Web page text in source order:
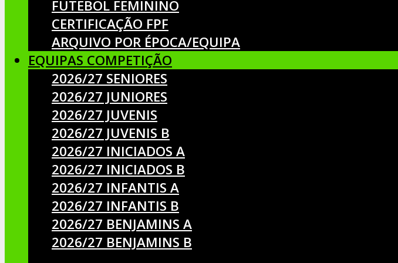
FUTEBOL FEMININO
CERTIFICAÇÃO FPF
ARQUIVO POR ÉPOCA/EQUIPA
EQUIPAS COMPETIÇÃO
2026/27 SENIORES
2026/27 JUNIORES
2026/27 JUVENIS
2026/27 JUVENIS B
2026/27 INICIADOS A
2026/27 INICIADOS B
2026/27 INFANTIS A
2026/27 INFANTIS B
2026/27 BENJAMINS A
2026/27 BENJAMINS B